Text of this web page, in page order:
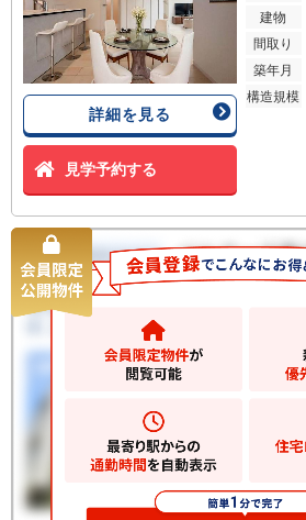
詳細を見る
見学予約する
建物
間取り
築年月
構造規模